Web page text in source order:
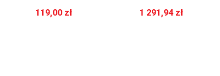
119,00 zł 1 291,94 zł